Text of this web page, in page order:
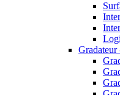
Gradateur